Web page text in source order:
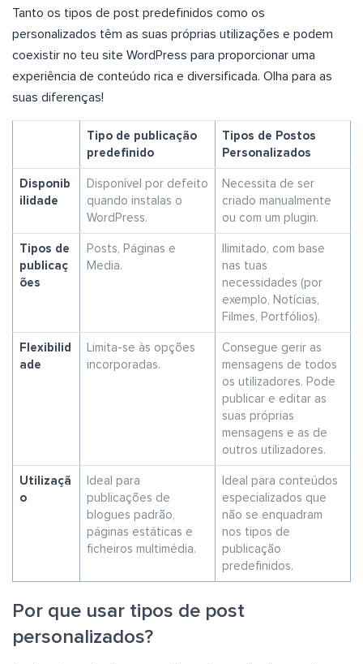
Tanto os tipos de post predefinidos como os
personalizados têm as suas próprias utilizações e podem
coexistir no teu site WordPress para proporcionar uma
experiência de conteúdo rica e diversificada. Olha para as
suas diferenças!
Tipo de publicação
predefinido
Tipos de Postos
Personalizados
Disponib
ilidade
Disponível por defeito
quando instalas o
WordPress.
Necessita de ser
criado manualmente
ou com um plugin.
Tipos de
publicaç
ões
Posts, Páginas e
Media.
Ilimitado, com base
nas tuas
necessidades (por
exemplo, Notícias,
Filmes, Portfólios).
Flexibilid
ade
Limita-se às opções
incorporadas.
Consegue gerir as
mensagens de todos
os utilizadores. Pode
publicar e editar as
suas próprias
mensagens e as de
outros utilizadores.
Utilizaçã
o
Ideal para
publicações de
blogues padrão,
páginas estáticas e
ficheiros multimédia.
Ideal para conteúdos
especializados que
não se enquadram
nos tipos de
publicação
predefinidos.
Por que usar tipos de post
personalizados?